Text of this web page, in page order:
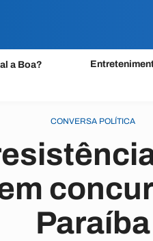
a Boa?
CONVERSA POLÍTICA
Paraíba